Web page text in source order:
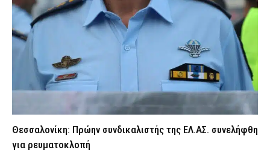
Κοζάνη: Τραυματίστηκε 24χρονος οδηγός μετά από ανατροπή
νταλίκας
ΕΙΔΗΣΕΙΣ 7 Αυγούστου 2026 14:55
Πραγματοποιήθηκε ο αγιασμός για την έναρξη της εκπαίδευσης
των Δοκίμων Δικαστικών Αστυνομικών στην Κομοτηνή
ΣΩΜΑΤΑ ΑΣΦΑΛΕΙΑΣ 7 Αυγούστου 2026 14:42
Τροχαίο με δύο νεκρούς στις Σέρρες: «Έχασε τον έλεγχο του ΙΧ,
δεν τον πρόλαβα και έπεσε πάνω μου», λέει ο οδηγός του
φορτηγού (βίντεο)
ΑΣΤΥΝΟΜΙΑ 7 Αυγούστου 2026 14:28
Θεσσαλονίκη: Πρώην συνδικαλιστής της ΕΛ.ΑΣ. συνελήφθη
για ρευματοκλοπή